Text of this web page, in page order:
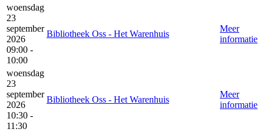
woensdag
23
september
2026
09:00 -
10:00
Bibliotheek Oss - Het Warenhuis
Meer
informatie
woensdag
23
september
2026
10:30 -
11:30
Bibliotheek Oss - Het Warenhuis
Meer
informatie